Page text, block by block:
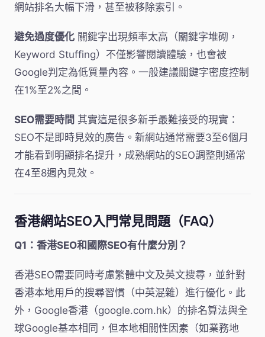
網站排名大幅下滑，甚至被移除索引。
避免過度優化 關鍵字出現頻率太高（關鍵字堆砌，
Keyword Stuffing）不僅影響閱讀體驗，也會被
Google判定為低質量內容。一般建議關鍵字密度控制
在1%至2%之間。
SEO需要時間 其實這是很多新手最難接受的現實：
SEO不是即時見效的廣告。新網站通常需要3至6個月
才能看到明顯排名提升，成熟網站的SEO調整則通常
在4至8週內見效。
香港網站SEO入門常見問題（FAQ）
Q1：香港SEO和國際SEO有什麼分別？
香港SEO需要同時考慮繁體中文及英文搜尋，並針對
香港本地用戶的搜尋習慣（中英混雜）進行優化。此
外，Google香港（google.com.hk）的排名算法與全
球Google基本相同，但本地相關性因素（如業務地